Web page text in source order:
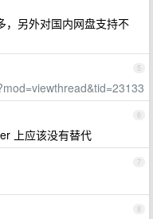
，另外对国内网盘支持不
5
6
上应该没有替代
7
8